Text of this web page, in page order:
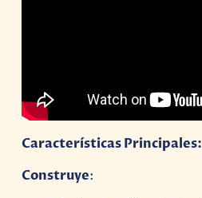
Características Principales:
Construye: